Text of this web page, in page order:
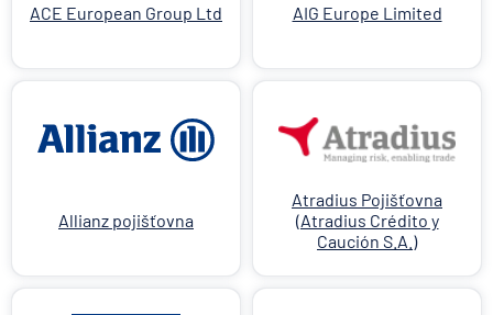
ACE European Group Ltd AIG Europe Limited
Allianz pojišťovna
Atradius Pojišťovna
(Atradius Crédito y
Caución S.A.)